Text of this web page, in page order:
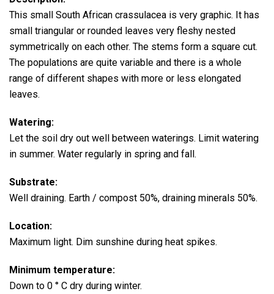
This small South African crassulacea is very graphic. It has
small triangular or rounded leaves very fleshy nested
symmetrically on each other. The stems form a square cut.
The populations are quite variable and there is a whole
range of different shapes with more or less elongated
leaves.
Watering:
Let the soil dry out well between waterings. Limit watering
in summer. Water regularly in spring and fall.
Substrate:
Well draining. Earth / compost 50%, draining minerals 50%.
Location:
Maximum light. Dim sunshine during heat spikes.
Minimum temperature:
Down to 0 ° C dry during winter.